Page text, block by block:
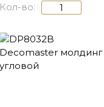
Кол-во: